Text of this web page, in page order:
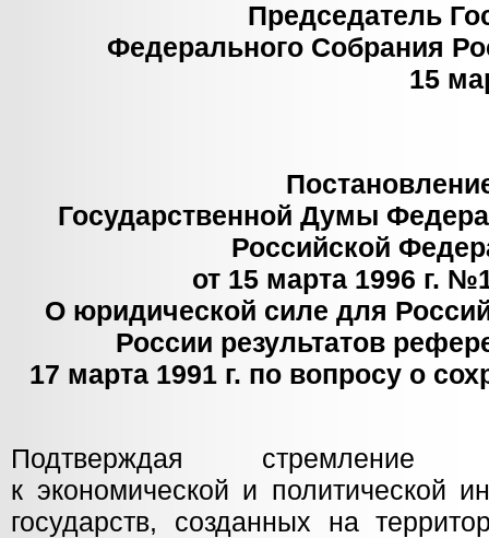
Председатель
Федерального Собрания
15
Государственной Думы
Российской
от 15 марта 1996 г.
О юридической силе для
России результатов
17 марта 1991 г. по вопросу о
Подтверждая стремление
к экономической и политической
государств, созданных на